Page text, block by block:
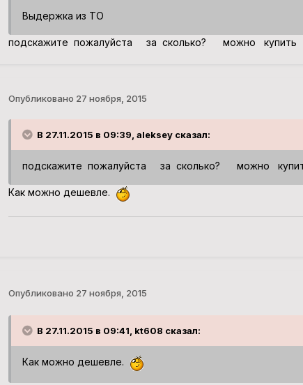
Выдержка из ТО
подскажите пожалуйста за сколько? можно купить
Опубликовано 27 ноября, 2015
В 27.11.2015 в 09:39, aleksey сказал:
подскажите пожалуйста за сколько? можно
Как можно дешевле.
Опубликовано 27 ноября, 2015
В 27.11.2015 в 09:41, kt608 сказал:
Как можно дешевле.